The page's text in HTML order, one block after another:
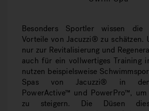
Besonders Sportler wissen die
Vorteile von Jacuzzi® zu schätzen.
nur zur Revitalisierung und
auch für ein vollwertiges Training
nutzen beispielsweise
Spas von Jacuzzi® in den
PowerActive™ und PowerPro™,
zu steigern. Die Düsen